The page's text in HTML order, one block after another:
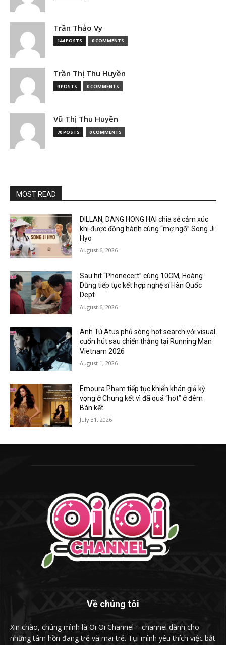
Trần Thảo Vy
144 POSTS 0 COMMENTS
Trần Thị Thu Huyền
9 POSTS 0 COMMENTS
Vũ Thị Thu Huyền
70 POSTS 0 COMMENTS
MOST READ
DILLAN, DANG HONG HAI chia sẻ cảm xúc
khi được đồng hành cùng “mợ ngố” Song Ji
Hyo
August 6, 2026
Sau hit “Phonecert” cùng 10CM, Hoàng
Dũng tiếp tục kết hợp nghệ sĩ Hàn Quốc
Dept
August 6, 2026
Anh Tú Atus phủ sóng hot search với visual
cuốn hút sau chiến thắng tại Running Man
Vietnam 2026
August 1, 2026
Emoura Phạm tiếp tục khiến khán giả kỳ
vọng ở Chung kết vì đã quá “hot” ở đêm
Bán kết
July 31, 2026
Về chúng tôi
Xin chào, chúng mình là Oi Oi Channel – channel dành cho
những tâm hồn đang trẻ và mãi trẻ. Tụi mình yêu thích việc bắt